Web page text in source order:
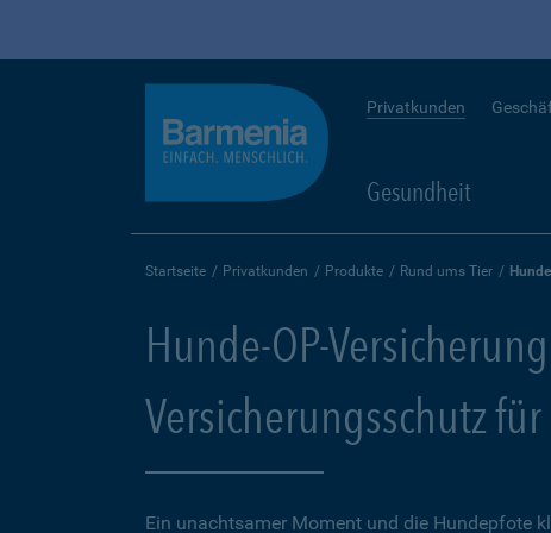
Privatkunden
Gesundheit
Startseite Privatkunden Produkte Rund ums Tier
Hunde-OP-
Versicherungsschutz
Ein unachtsamer Moment und die Hundepfote